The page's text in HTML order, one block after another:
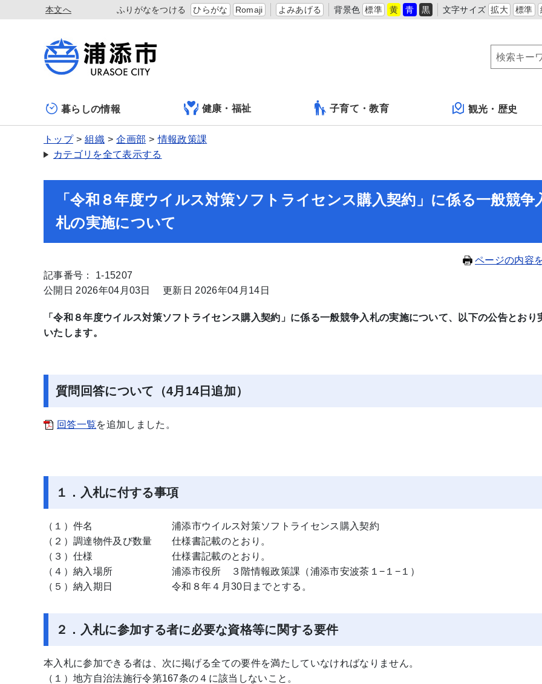
本文へ ふりがなをつける ひらがな Romaji よみあげる 背景色 標準 黄 青 黒 文字サイズ 拡大 標準
暮らしの情報 健康・福祉 子育て・教育 観光・歴史
トップ 組織 企画部
情報政策課
カテゴリを全て表示する
「令和８年度ウイルス対策ソフトライセンス購入契約」に係る一般競争
札の実施について
ページの内容
記事番号： 1-15207
公開日 2026年04月03日
更新日 2026年04月14日
「令和８年度ウイルス対策ソフトライセンス購入契約」に係る一般競争入札の実施について、以下の公告とおり
いたします。
質問回答について（4月14日追加）
回答一覧を追加しました。
１．入札に付する事項
（１）件名 浦添市ウイルス対策ソフトライセンス購入契約
（２）調達物件及び数量 仕様書記載のとおり。
（３）仕様 仕様書記載のとおり。
（４）納入場所 浦添市役所 ３階情報政策課（浦添市安波茶１−１−１）
（５）納入期日 令和８年４月30日までとする。
２．入札に参加する者に必要な資格等に関する要件
本入札に参加できる者は、次に掲げる全ての要件を満たしていなければなりません。
（１）地方自治法施行令第167条の４に該当しないこと。